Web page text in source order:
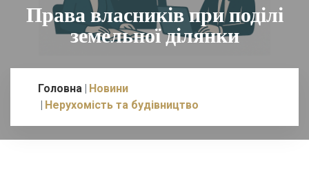
Права власників при поділі
земельної ділянки
Головна Новини
Нерухомість та будівництво